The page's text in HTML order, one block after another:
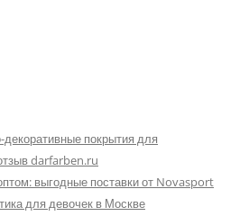
покрытия для
darfarben.ru
выгодные поставки от Novasport
для девочек в Москве